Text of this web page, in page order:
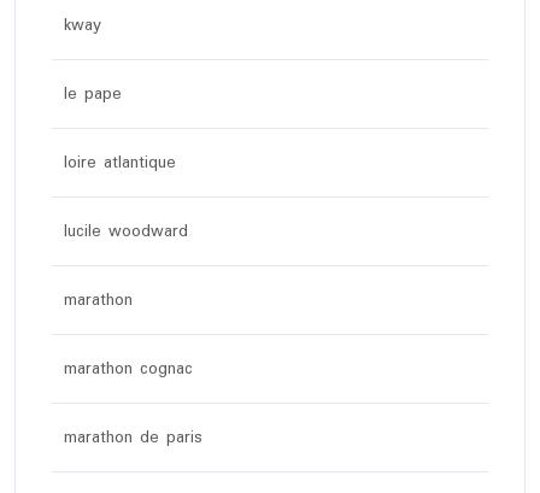
kway
le pape
loire atlantique
lucile woodward
marathon
marathon cognac
marathon de paris